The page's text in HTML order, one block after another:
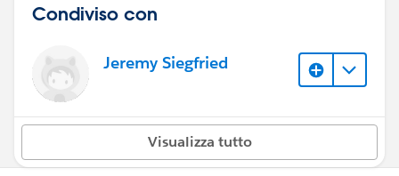
Condiviso con
Jeremy Siegfried
Visualizza tutto